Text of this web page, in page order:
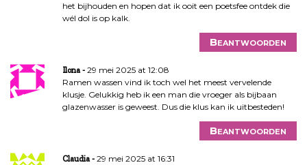
het bijhouden en hopen dat ik ooit een poetsfee ontdek die
wél dol is op kalk.
Beantwoorden
Ilona
29 mei 2025 at 12:08
Ramen wassen vind ik toch wel het meest vervelende
klusje. Gelukkig heb ik een man die vroeger als bijbaan
glazenwasser is geweest. Dus die klus kan ik uitbesteden!
Beantwoorden
Claudia
29 mei 2025 at 16:31